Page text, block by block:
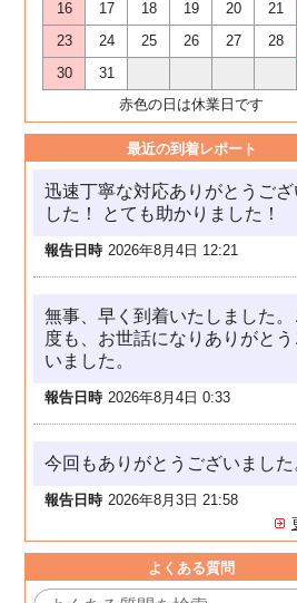
16
17 18 19 20 21
23
24 25 26 27 28
30
31
赤色の日は休業日です
最近の到着レポート
迅速丁寧な対応ありがとうござ
した！ とても助かりました！
報告日時 2026年8月4日 12:21
無事、早く到着いたしました
度も、お世話になりありがと
いました。
報告日時 2026年8月4日 0:33
今回もありがとうございました
報告日時 2026年8月3日 21:58
よくある質問